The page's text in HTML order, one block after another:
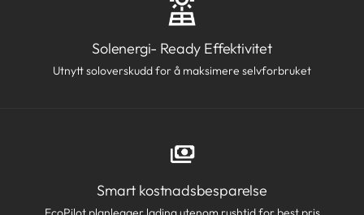
Solenergi- Ready Effektivitet
Utnytt soloverskudd for å maksimere selvforbruket
Smart kostnadsbesparelse